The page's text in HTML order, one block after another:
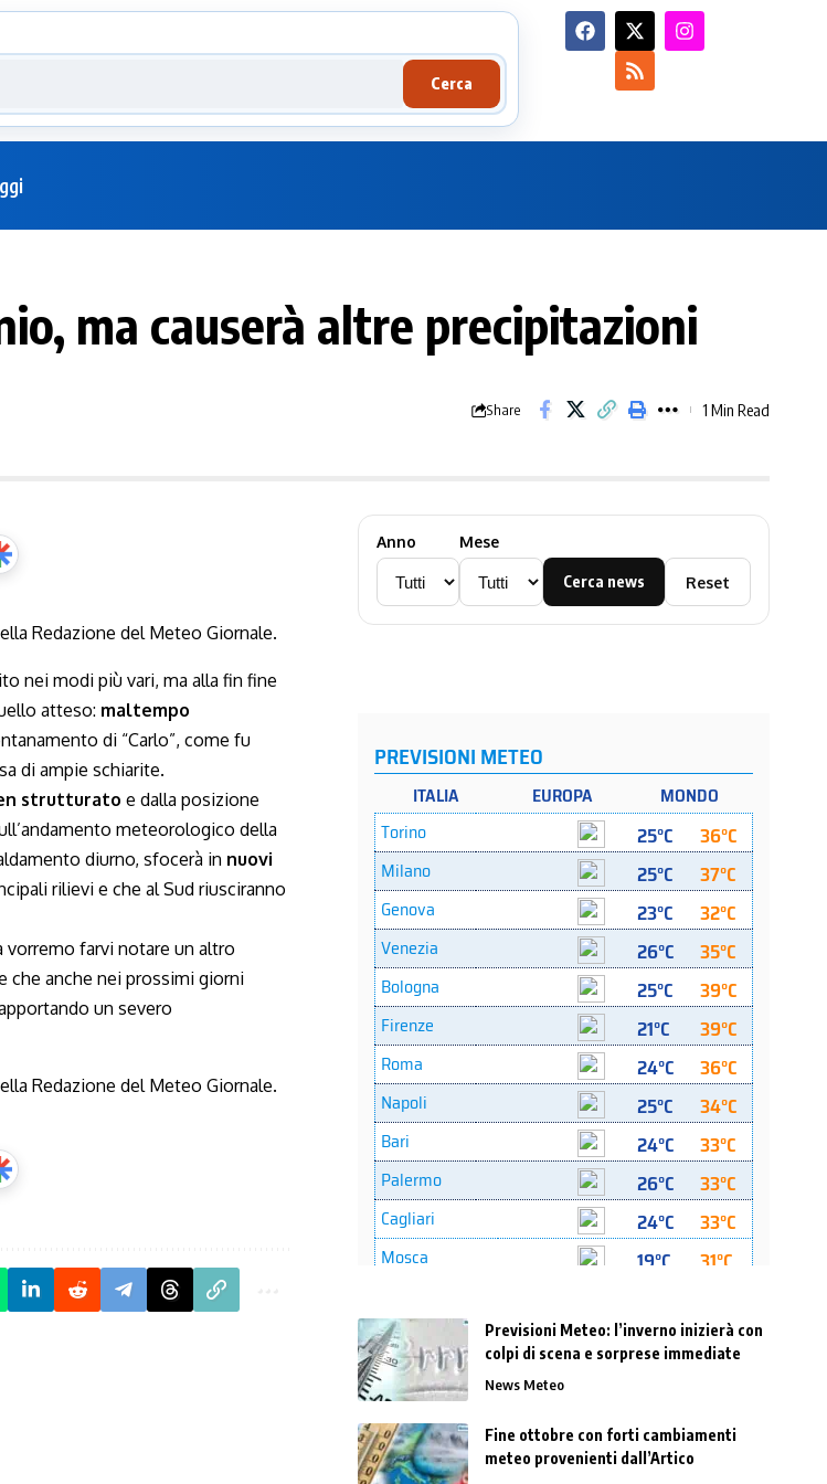
Cerca
ma causerà altre precipitazioni
Share 1 Min Read
nei modi più vari, ma alla fin fine
atteso: maltempo
di “Carlo”, come fu
di ampie schiarite.
strutturato e dalla posizione
meteorologico della
diurno, sfocerà in nuovi
rilievi e che al Sud riusciranno
farvi notare un altro
che anche nei prossimi giorni
un severo
Anno Mese
Cerca news Reset
Previsioni Meteo: l’inverno inizierà con
colpi di scena e sorprese immediate
News Meteo
Fine ottobre con forti cambiamenti
meteo provenienti dall’Artico